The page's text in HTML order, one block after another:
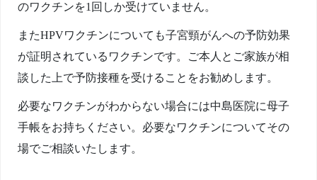
のワクチンを1回しか受けていません。
またHPVワクチンについても子宮頸がんへの予防効果
が証明されているワクチンです。ご本人とご家族が相
談した上で予防接種を受けることをお勧めします。
必要なワクチンがわからない場合には中島医院に母子
手帳をお持ちください。必要なワクチンについてその
場でご相談いたします。